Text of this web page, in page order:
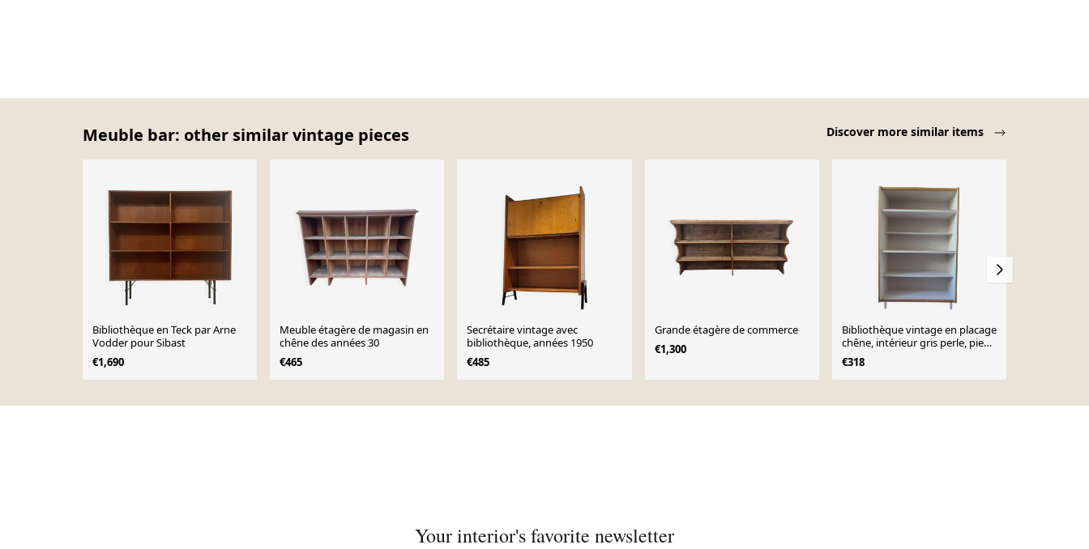
Meuble bar: other similar vintage pieces Discover more similar items
Bibliothèque en Teck par Arne
Vodder pour Sibast
€1,690
Meuble étagère de magasin en
chêne des années 30
€465
Secrétaire vintage avec
bibliothèque, années 1950
€485
Grande étagère de commerce
€1,300
Bibliothèque vintage en placage
chêne, intérieur gris perle, pied
en métal
€318
Your interior's favorite newsletter